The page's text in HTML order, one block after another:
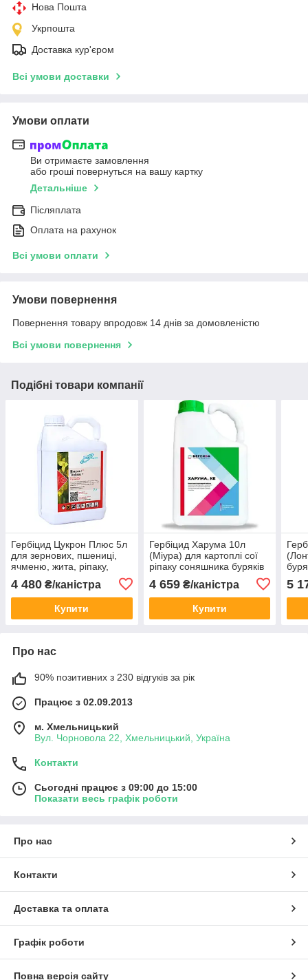
Нова Пошта
Укрпошта
Доставка кур'єром
Всі умови доставки
Умови оплати
Ви отримаєте замовлення
або гроші повернуться на вашу картку
Детальніше
Післяплата
Оплата на рахунок
Всі умови оплати
Умови повернення
Повернення товару впродовж 14 днів за домовленістю
Всі умови повернення
Подібні товари компанії
Гербіцид Цукрон Плюс 5л
для зернових, пшениці,
ячменю, жита, ріпаку,
кукурудзи (клопіраліда 300
г/л)
4 480 ₴/каністра
Купити
Гербіцид Харума 10л
(Міура) для картоплі сої
ріпаку соняшника буряків
(Хізалофоп-П-етил, 125 г/
л)
4 659₴/каністра
Купити
г/л)
5
Про нас
90% позитивних з 230 відгуків за рік
Працює з 02.09.2013
м. Хмельницький
Вул. Чорновола 22, Хмельницький, Україна
Контакти
Сьогодні працює з 09:00 до 15:00
Показати весь графік роботи
Про нас
Контакти
Доставка та оплата
Графік роботи
Повна версія сайту